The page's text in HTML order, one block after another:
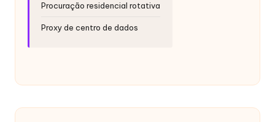
Procuração residencial rotativa
Proxy de centro de dados